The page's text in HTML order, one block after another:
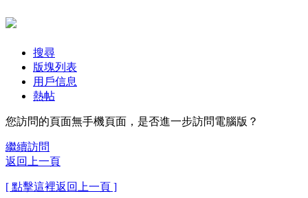
搜尋
版塊列表
用戶信息
熱帖
您訪問的頁面無手機頁面，是否進一步訪問電腦版？
繼續訪問
返回上一頁
[ 點擊這裡返回上一頁 ]